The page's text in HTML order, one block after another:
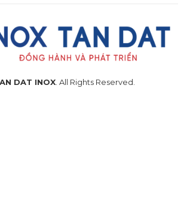
DAT INOX. All Rights Reserved.